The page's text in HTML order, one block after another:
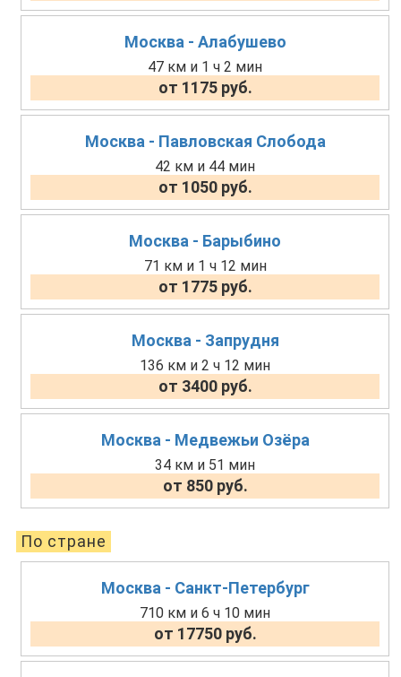
Москва - Алабушево
47 км и 1 ч 2 мин
от 1175 руб.
Москва - Павловская Слобода
42 км и 44 мин
от 1050 руб.
Москва - Барыбино
71 км и 1 ч 12 мин
от 1775 руб.
Москва - Запрудня
136 км и 2 ч 12 мин
от 3400 руб.
Москва - Медвежьи Озёра
34 км и 51 мин
от 850 руб.
По стране
Москва - Санкт-Петербург
710 км и 6 ч 10 мин
от 17750 руб.